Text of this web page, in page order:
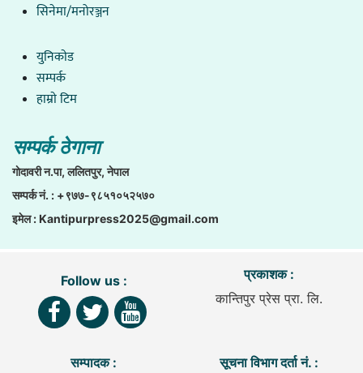
सिनेमा/मनोरञ्जन
युनिकाेड
सम्पर्क
हाम्राे टिम
सम्पर्क ठेगाना
गाेदावरी न.पा, ललितपुर, नेपाल
सम्पर्क नं. : +९७७-९८५१०५२५७०
इमेल :Kantipurpress2025@gmail.com
Follow us :
प्रकाशक :
कान्तिपुर प्रेस प्रा. लि.
सम्पादक : सूचना विभाग दर्ता नं. :